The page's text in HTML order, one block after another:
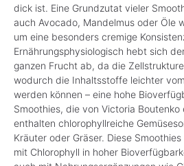
dick ist. Eine Grundzutat vieler
auch Avocado, Mandelmus oder Öle
um eine besonders cremige
Ernährungsphysiologisch hebt sich
ganzen Frucht ab, da die
wodurch die Inhaltsstoffe leichter
werden können – eine hohe
Smoothies, die von Victoria
enthalten chlorophyllreiche
Kräuter oder Gräser. Diese
mit Chlorophyll in hoher